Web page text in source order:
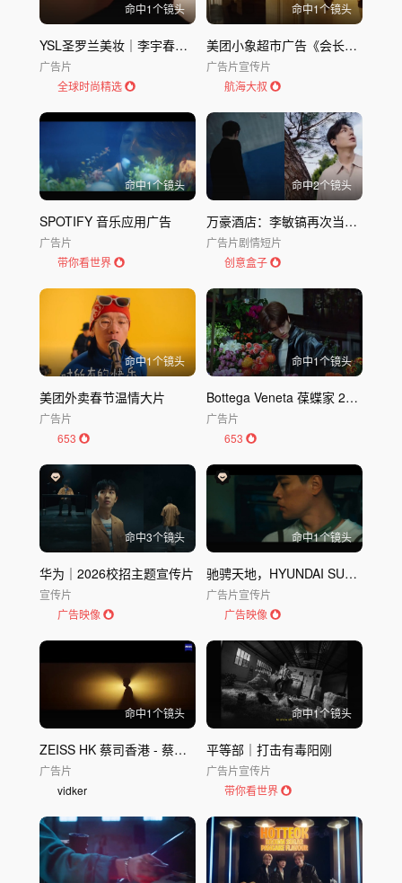
命中1个镜头
YSL圣罗兰美妆｜李宇春：自由，是她的底色
广告片
全球时尚精选
命中1个镜头
美团小象超市广告《会长大的家》
广告片宣传片
航海大叔
命中1个镜头
SPOTIFY 音乐应用广告
广告片
带你看世界
命中2个镜头
万豪酒店：李敏镐再次当上了继承者
广告片剧情短片
创意盒子
命中1个镜头
美团外卖春节温情大片
广告片
653
命中1个镜头
Bottega Veneta 葆蝶家 2026新春短片《甜蜜蜜》
广告片
653
命中3个镜头
华为｜2026校招主题宣传片
宣传片
广告映像
命中1个镜头
驰骋天地，HYUNDAI SUV 现代
广告片宣传片
广告映像
命中1个镜头
ZEISS HK 蔡司香港 - 蔡司 x 林家謙
广告片
vidker
命中1个镜头
平等部｜打击有毒阳刚
广告片宣传片
带你看世界